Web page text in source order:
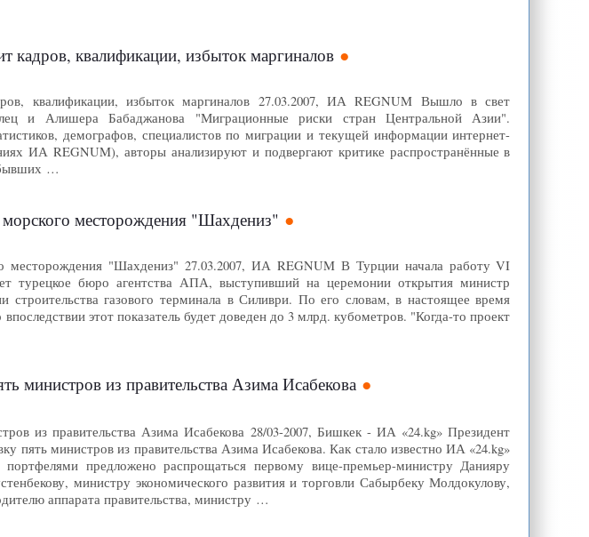
квалификации, избыток маргиналов
квалификации, избыток маргиналов 27.03.2007, ИА REGNUM Вышло в свет
и Алишера Бабаджанова "Миграционные риски стран Центральной Азии".
демографов, специалистов по миграции и текущей информации интернет-
ИА REGNUM), авторы анализируют и подвергают критике распространённые в
бывших …
морского месторождения "Шахдениз"
месторождения "Шахдениз" 27.03.2007, ИА REGNUM В Турции начала работу VI
турецкое бюро агентства АПА, выступивший на церемонии открытия министр
газового терминала в Силиври. По его словам, в настоящее время
этот показатель будет доведен до 3 млрд. кубометров. "Когда-то проект
министров из правительства Азима Исабекова
из правительства Азима Исабекова 28/03-2007, Бишкек - ИА «24.kg» Президент
пять министров из правительства Азима Исабекова. Как стало известно ИА «24.kg»
предложено распрощаться первому вице-премьер-министру Данияру
министру экономического развития и торговли Сабырбеку Молдокулову,
аппарата правительства, министру …